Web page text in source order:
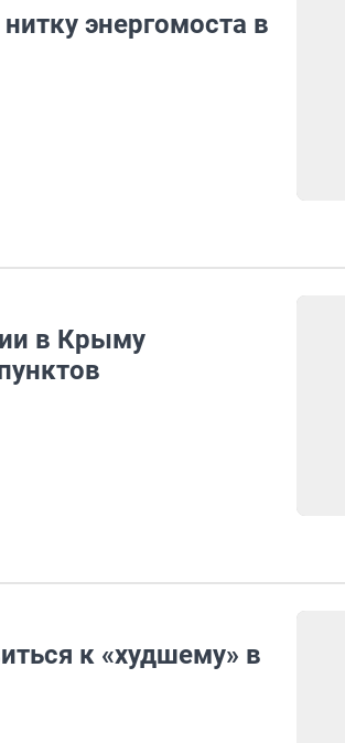
энергомоста в
в Крыму
к «худшему» в